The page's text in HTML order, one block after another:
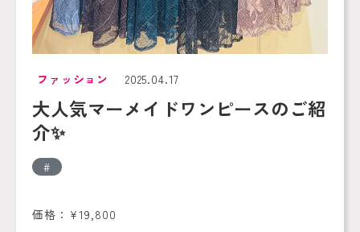
ファッション 2025.04.17
大人気マーメイドワンピースのご紹
介✨
価格：¥19,800